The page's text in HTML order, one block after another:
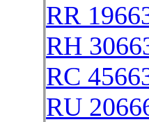
RR
RH
RC
RU